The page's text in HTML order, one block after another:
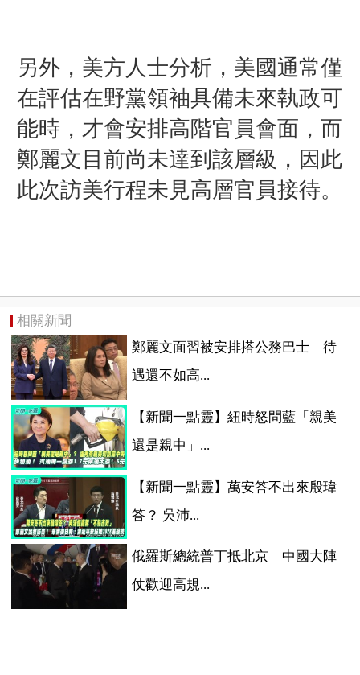
另外，美方人士分析，美國通常僅
在評估在野黨領袖具備未來執政可
能時，才會安排高階官員會面，而
鄭麗文目前尚未達到該層級，因此
此次訪美行程未見高層官員接待。
相關新聞
鄭麗文面習被安排搭公務巴士 待
遇還不如高...
【新聞一點靈】紐時怒問藍「親美
還是親中」...
【新聞一點靈】萬安答不出來殷瑋
答？ 吳沛...
俄羅斯總統普丁抵北京 中國大陣
仗歡迎高規...